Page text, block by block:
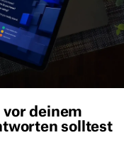
vor deinem
solltest